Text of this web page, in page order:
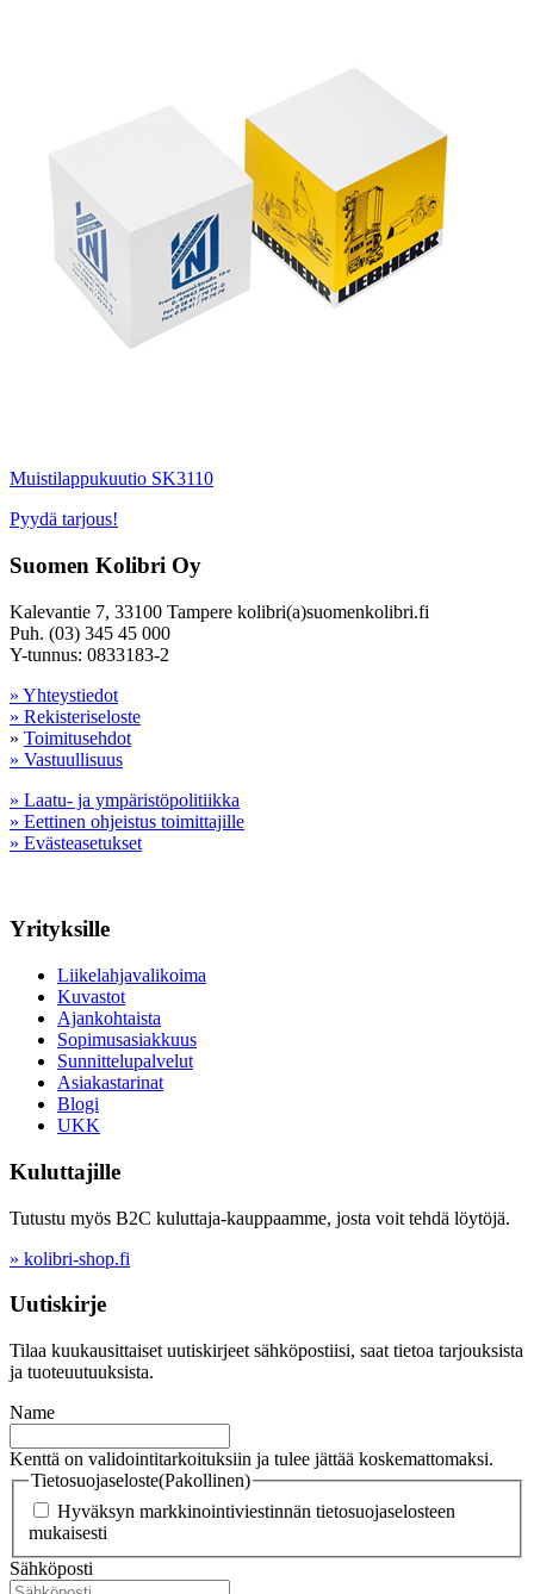
Muistilappukuutio SK3110
Pyydä tarjous!
Suomen Kolibri Oy
Kalevantie 7, 33100 Tampere kolibri(a)suomenkolibri.fi
Puh. (03) 345 45 000
Y-tunnus: 0833183-2
» Yhteystiedot
» Rekisteriseloste
» Toimitusehdot
» Vastuullisuus
» Laatu- ja ympäristöpolitiikka
» Eettinen ohjeistus toimittajille
» Evästeasetukset
Yrityksille
Liikelahjavalikoima
Kuvastot
Ajankohtaista
Sopimusasiakkuus
Sunnittelupalvelut
Asiakastarinat
Blogi
UKK
Kuluttajille
Tutustu myös B2C kuluttaja-kauppaamme, josta voit tehdä löytöjä.
» kolibri-shop.fi
Uutiskirje
Tilaa kuukausittaiset uutiskirjeet sähköpostiisi, saat tietoa tarjouksista
ja tuoteuutuuksista.
Name
Kenttä on validointitarkoituksiin ja tulee jättää koskemattomaksi.
Tietosuojaseloste(Pakollinen)
Hyväksyn markkinointiviestinnän tietosuojaselosteen
mukaisesti
Sähköposti